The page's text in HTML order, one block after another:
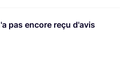
pas encore reçu d'avis